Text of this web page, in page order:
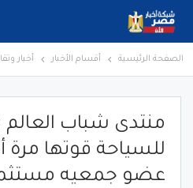
الصفحة الرئيسية أقسام الأخبار أخبار
منتدى شباب
للسياحة قوتها مرة
عضو جمعيه